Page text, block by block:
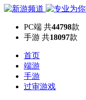
PC端 共44798款
手游 共18097款
首页
端游
手游
过审游戏